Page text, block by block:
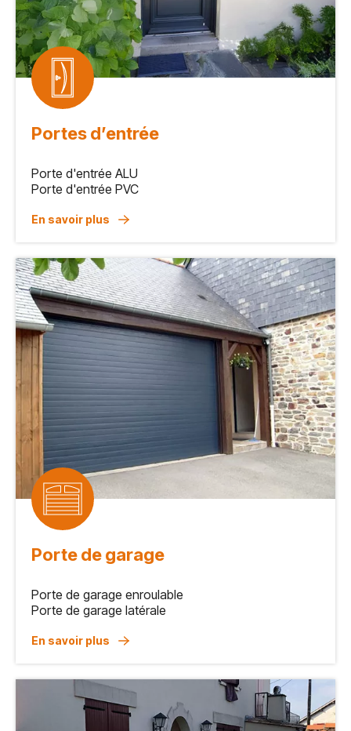
Portes d’entrée
Porte d'entrée ALU
Porte d'entrée PVC
En savoir plus
Porte de garage
Porte de garage enroulable
Porte de garage latérale
En savoir plus